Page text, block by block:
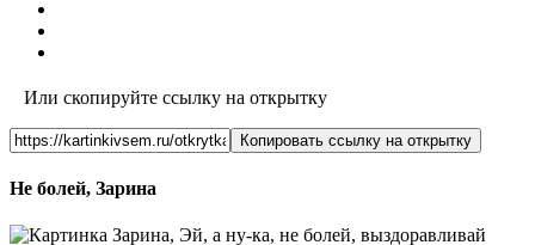
Или скопируйте ссылку на открытку
Копировать ссылку на открытку
Не болей, Зарина